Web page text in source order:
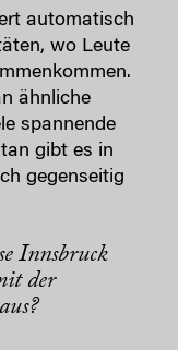
automatisch
wo Leute
ähnliche
spannende
gibt es in
gegenseitig
Innsbruck
der